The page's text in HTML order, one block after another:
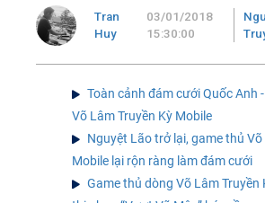
Tran
Huy
03/01/2018
15:30:00
Toàn cảnh đám cưới Quốc Anh
Võ Lâm Truyền Kỳ Mobile
Nguyệt Lão trở lại, game thủ
Mobile lại rộn ràng làm đám cưới
Game thủ dòng Võ Lâm Truyền